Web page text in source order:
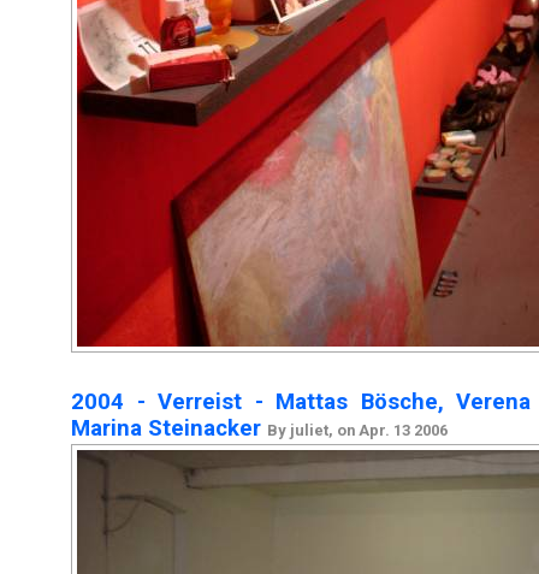
2004 - Verreist - Mattas Bösche,
Marina Steinacker By juliet, on Apr. 13 2006